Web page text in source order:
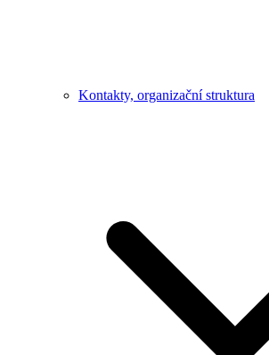
Kontakty, organizační struktura